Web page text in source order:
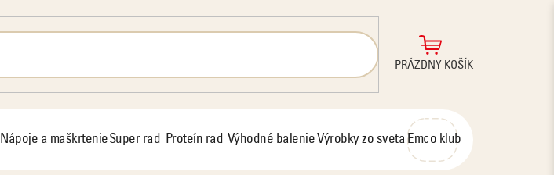
NÁKUPNÝ
PRÁZDNY KOŠÍK
Nápoje a maškrtenieSuper rad Proteín rad Výhodné balenie Výrobky zo svetaEmco klub